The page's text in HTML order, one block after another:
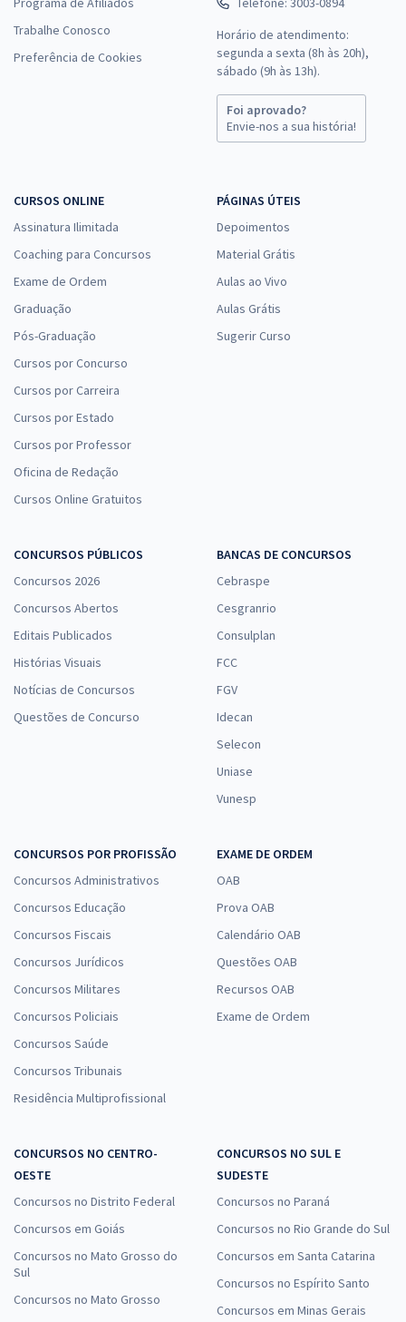
Trabalhe Conosco
Preferência de Cookies
Horário de atendimento:
segunda a sexta (8h às 20h),
sábado (9h às 13h).
Foi aprovado?
Envie-nos a sua história!
CURSOS ONLINE
Assinatura Ilimitada
Coaching para Concursos
Exame de Ordem
Graduação
Pós-Graduação
Cursos por Concurso
Cursos por Carreira
Cursos por Estado
Cursos por Professor
Oficina de Redação
Cursos Online Gratuitos
PÁGINAS ÚTEIS
Depoimentos
Material Grátis
Aulas ao Vivo
Aulas Grátis
Sugerir Curso
CONCURSOS PÚBLICOS
Concursos 2026
Concursos Abertos
Editais Publicados
Histórias Visuais
Notícias de Concursos
Questões de Concurso
BANCAS DE CONCURSOS
Cebraspe
Cesgranrio
Consulplan
FCC
FGV
Idecan
Selecon
Uniase
Vunesp
CONCURSOS POR PROFISSÃO
Concursos Administrativos
Concursos Educação
Concursos Fiscais
Concursos Jurídicos
Concursos Militares
Concursos Policiais
Concursos Saúde
Concursos Tribunais
Residência Multiprofissional
EXAME DE ORDEM
OAB
Prova OAB
Calendário OAB
Questões OAB
Recursos OAB
Exame de Ordem
CONCURSOS NO CENTRO-
OESTE
Concursos no Distrito Federal
Concursos em Goiás
Concursos no Mato Grosso do
Sul
Concursos no Mato Grosso
CONCURSOS NO SUL E
SUDESTE
Concursos no Paraná
Concursos no Rio Grande do Sul
Concursos em Santa Catarina
Concursos no Espírito Santo
Concursos em Minas Gerais